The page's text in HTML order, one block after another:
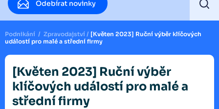
Odebírat novinky
Podnikání / Zpravodajství / [Květen 2023] Ruční výběr klíčových
událostí pro malé a střední firmy
[Květen 2023] Ruční výběr
klíčových událostí pro malé a
střední firmy